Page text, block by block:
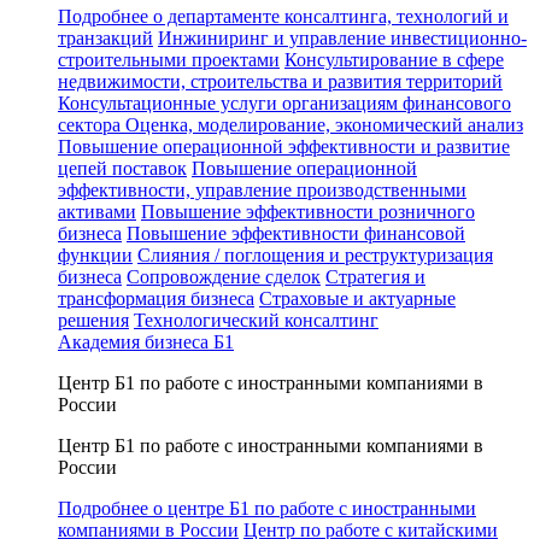
Подробнее о департаменте консалтинга, технологий и
транзакций Инжиниринг и управление инвестиционно-
строительными проектами Консультирование в сфере
недвижимости, строительства и развития территорий
Консультационные услуги организациям финансового
сектора Оценка, моделирование, экономический анализ
Повышение операционной эффективности и развитие
цепей поставок Повышение операционной
эффективности, управление производственными
активами Повышение эффективности розничного
бизнеса Повышение эффективности финансовой
функции Слияния / поглощения и реструктуризация
бизнеса Сопровождение сделок Стратегия и
трансформация бизнеса Страховые и актуарные
решения Технологический консалтинг
Академия бизнеса Б1
Центр Б1 по работе с иностранными компаниями в
России
Центр Б1 по работе с иностранными компаниями в
России
Подробнее о центре Б1 по работе с иностранными
компаниями в России Центр по работе с китайскими